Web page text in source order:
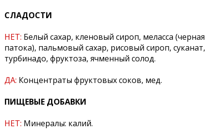
СЛАДОСТИ
НЕТ: Белый сахар, кленовый сироп, меласса (черная
патока), пальмовый сахар, рисовый сироп, суканат,
турбинадо, фруктоза, ячменный солод.
ДА: Концентраты фруктовых соков, мед.
ПИЩЕВЫЕ ДОБАВКИ
НЕТ: Минералы: калий.